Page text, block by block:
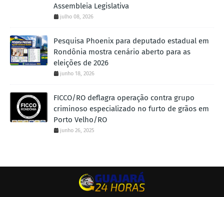
Assembleia Legislativa
julho 08, 2026
Pesquisa Phoenix para deputado estadual em
Rondônia mostra cenário aberto para as
eleições de 2026
junho 18, 2026
FICCO/RO deflagra operação contra grupo
criminoso especializado no furto de grãos em
Porto Velho/RO
junho 26, 2025